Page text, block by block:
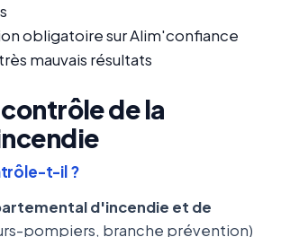
obligatoire sur Alim'confiance
mauvais résultats
contrôle de la
t-il ?
d'incendie et de
pompiers, branche prévention)